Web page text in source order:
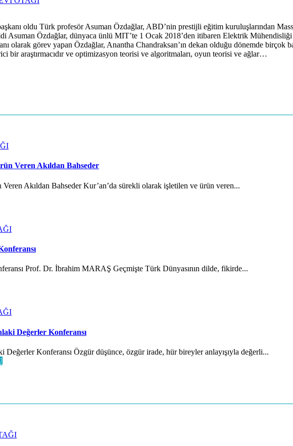
oldu Türk profesör Asuman Özdağlar, ABD’nin prestijli eğitim kuruluşlarından
Asuman Özdağlar, dünyaca ünlü MIT’te 1 Ocak 2018’den itibaren Elektrik
olarak görev yapan Özdağlar, Anantha Chandraksan’ın dekan olduğu dönemde
bir araştırmacıdır ve optimizasyon teorisi ve algoritmaları, oyun teorisi ve ağlar…
Veren Akıldan Bahseder
Akıldan Bahseder Kur’an’da sürekli olarak işletilen ve ürün veren...
Prof. Dr. İbrahim MARAŞ Geçmişte Türk Dünyasının dilde, fikirde...
Değerler Konferansı
Değerler Konferansı Özgür düşünce, özgür irade, hür bireyler anlayışıyla değerli...